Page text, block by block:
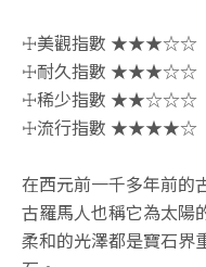
☩美觀指數 ★★★☆☆
☩耐久指數 ★★★☆☆
☩稀少指數 ★★☆☆☆
☩流行指數 ★★★★☆
在西元前一千多年前的
古羅馬人也稱它為太陽
柔和的光澤都是寶石界